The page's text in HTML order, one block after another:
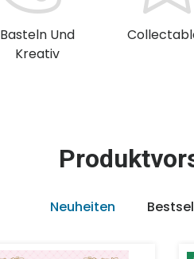
Basteln Und
Kreativ
Neuheiten